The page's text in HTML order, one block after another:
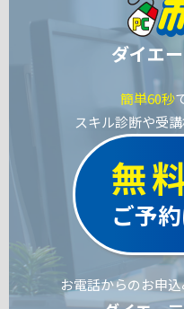
ダイエ
簡単60秒
スキル診断や受
無
ご予
お電話からのお申